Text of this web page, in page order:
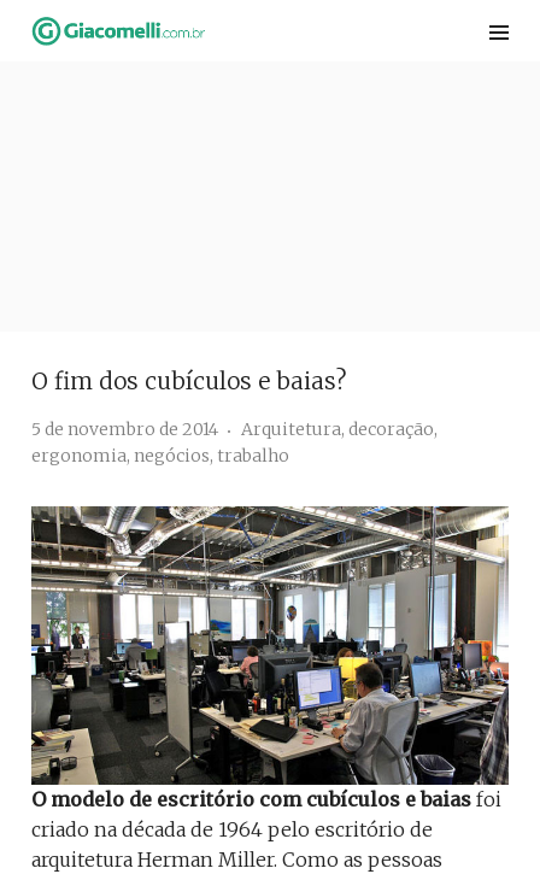
Skip
O fim dos cubículos e baias?
5 de novembro de 2014 Arquitetura, decoração,
ergonomia, negócios, trabalho
O modelo de escritório com cubículos e baias foi
criado na década de 1964 pelo escritório de
arquitetura Herman Miller. Como as pessoas